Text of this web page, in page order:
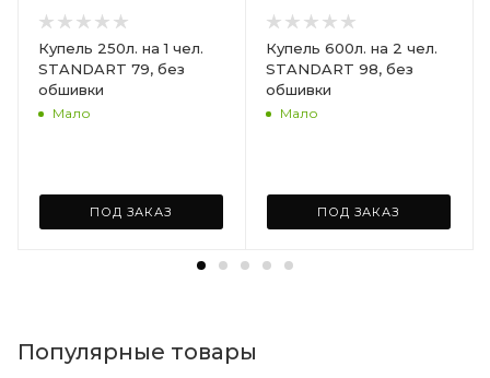
Купель 250л. на 1 чел.
STANDART 79, без
обшивки
Мало
ПОД ЗАКАЗ
Купель 600л. на 2 чел.
STANDART 98, без
обшивки
Мало
ПОД ЗАКАЗ
Популярные товары